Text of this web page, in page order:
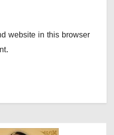
website in this browser